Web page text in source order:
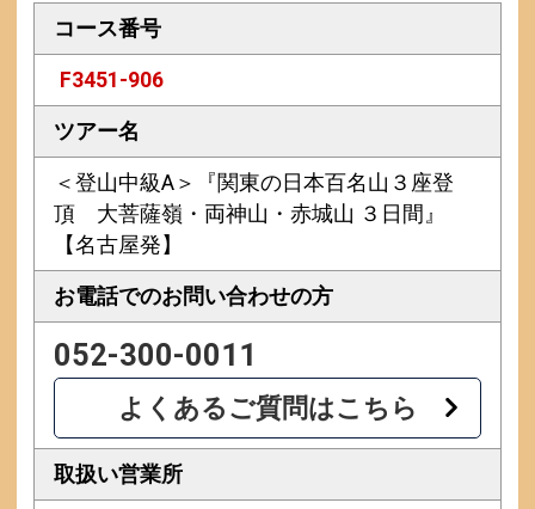
コース番号
F3451-906
ツアー名
＜登山中級A＞『関東の日本百名山３座登
頂 大菩薩嶺・両神山・赤城山 ３日間』
【名古屋発】
お電話でのお問い合わせの方
052-300-0011
よくあるご質問はこちら
取扱い営業所